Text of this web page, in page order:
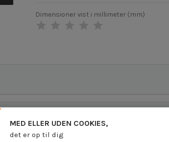
Dimensioner vist i millimeter (mm)
MED ELLER UDEN COOKIES,
det er op til dig